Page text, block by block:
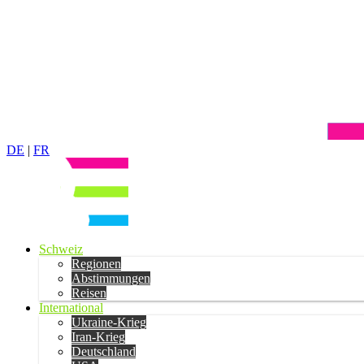
DE | FR
Schweiz
Regionen
Abstimmungen
Reisen
International
Ukraine-Krieg
Iran-Krieg
Deutschland